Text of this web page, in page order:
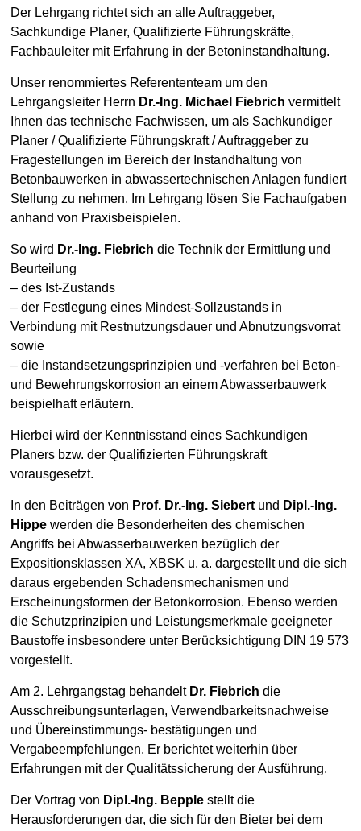
Der Lehrgang richtet sich an alle Auftraggeber,
Sachkundige Planer, Qualifizierte Führungskräfte,
Fachbauleiter mit Erfahrung in der Betoninstandhaltung.
Unser renommiertes Referententeam um den
Lehrgangsleiter Herrn Dr.-Ing. Michael Fiebrich vermittelt
Ihnen das technische Fachwissen, um als Sachkundiger
Planer / Qualifizierte Führungskraft / Auftraggeber zu
Fragestellungen im Bereich der Instandhaltung von
Betonbauwerken in abwassertechnischen Anlagen fundiert
Stellung zu nehmen. Im Lehrgang lösen Sie Fachaufgaben
anhand von Praxisbeispielen.
So wird Dr.-Ing. Fiebrich die Technik der Ermittlung und
Beurteilung
– des Ist-Zustands
– der Festlegung eines Mindest-Sollzustands in
Verbindung mit Restnutzungsdauer und Abnutzungsvorrat
sowie
– die Instandsetzungsprinzipien und -verfahren bei Beton-
und Bewehrungskorrosion an einem Abwasserbauwerk
beispielhaft erläutern.
Hierbei wird der Kenntnisstand eines Sachkundigen
Planers bzw. der Qualifizierten Führungskraft
vorausgesetzt.
In den Beiträgen von Prof. Dr.-Ing. Siebert und Dipl.-Ing.
Hippe werden die Besonderheiten des chemischen
Angriffs bei Abwasserbauwerken bezüglich der
Expositionsklassen XA, XBSK u. a. dargestellt und die sich
daraus ergebenden Schadensmechanismen und
Erscheinungsformen der Betonkorrosion. Ebenso werden
die Schutzprinzipien und Leistungsmerkmale geeigneter
Baustoffe insbesondere unter Berücksichtigung DIN 19 573
vorgestellt.
Am 2. Lehrgangstag behandelt Dr. Fiebrich die
Ausschreibungsunterlagen, Verwendbarkeitsnachweise
und Übereinstimmungs- bestätigungen und
Vergabeempfehlungen. Er berichtet weiterhin über
Erfahrungen mit der Qualitätssicherung der Ausführung.
Der Vortrag von Dipl.-Ing. Bepple stellt die
Herausforderungen dar, die sich für den Bieter bei dem